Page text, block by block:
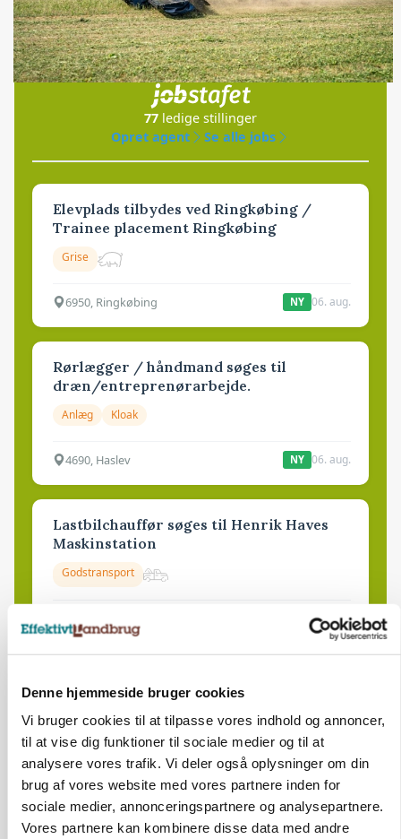
Denne hjemmeside bruger cookies
Vi bruger cookies til at tilpasse vores indhold og annoncer,
til at vise dig funktioner til sociale medier og til at
analysere vores trafik. Vi deler også oplysninger om din
brug af vores website med vores partnere inden for
sociale medier, annonceringspartnere og analysepartnere.
Vores partnere kan kombinere disse data med andre
Jobs
i samarbejde med
77 ledige stillinger
Opret agent
Se alle jobs
Elevplads tilbydes ved Ringkøbing /
Trainee placement Ringkøbing
Grise
6950, Ringkøbing NY 06. aug.
Rørlægger / håndmand søges til
dræn/entreprenørarbejde.
Anlæg Kloak
4690, Haslev NY 06. aug.
Lastbilchauffør søges til Henrik Haves
Maskinstation
Godstransport
03. aug.